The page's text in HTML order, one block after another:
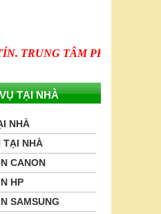
TÂM PHẠM GIA
TẠI NHÀ
NHÀ
TẠI NHÀ
CANON
HP
SAMSUNG